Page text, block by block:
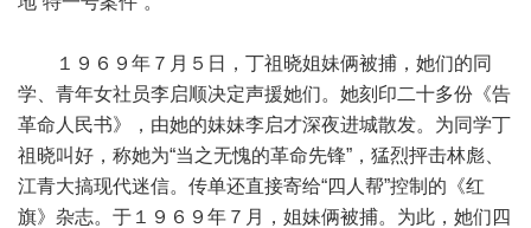
１９６９年７月５日，丁祖晓姐妹俩被捕，她们的同
学、青年女社员李启顺决定声援她们。她刻印二十多份《告
革命人民书》，由她的妹妹李启才深夜进城散发。为同学丁
祖晓叫好，称她为“当之无愧的革命先锋”，猛烈抨击林彪、
江青大搞现代迷信。传单还直接寄给“四人帮”控制的《红
旗》杂志。于１９６９年７月，姐妹俩被捕。为此，她们四